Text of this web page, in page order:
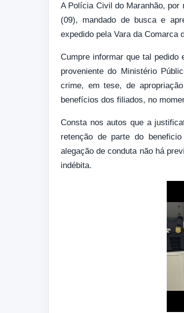
A Polícia Civil do Maranhão, por
(09), mandado de busca e
expedido pela Vara da Comarca
Cumpre informar que tal pedido
proveniente do Ministério
crime, em tese, de
benefícios dos filiados, no
Consta nos autos que a
retenção de parte do
alegação de conduta não há
indébita.